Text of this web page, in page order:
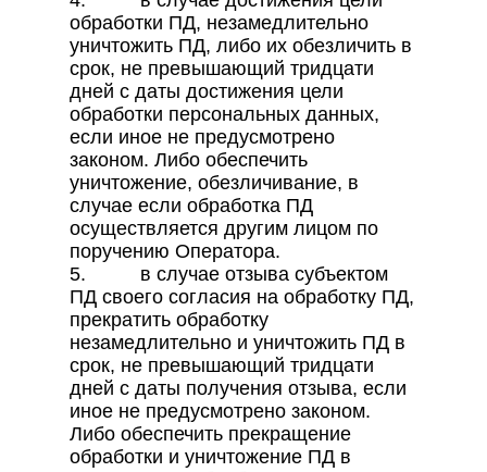
обработки ПД, незамедлительно
уничтожить ПД, либо их обезличить в
срок, не превышающий тридцати
дней с даты достижения цели
обработки персональных данных,
если иное не предусмотрено
законом. Либо обеспечить
уничтожение, обезличивание, в
случае если обработка ПД
осуществляется другим лицом по
поручению Оператора.
5. в случае отзыва субъектом
ПД своего согласия на обработку ПД,
прекратить обработку
незамедлительно и уничтожить ПД в
срок, не превышающий тридцати
дней с даты получения отзыва, если
иное не предусмотрено законом.
Либо обеспечить прекращение
обработки и уничтожение ПД в